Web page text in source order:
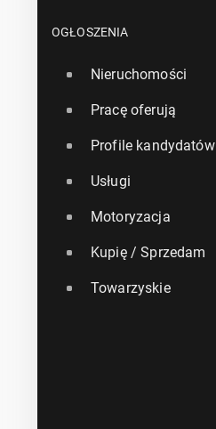
OGŁOSZENIA
Nieruchomości
Pracę oferują
Profile kandydatów
Usługi
Motoryzacja
Kupię / Sprzedam
Towarzyskie